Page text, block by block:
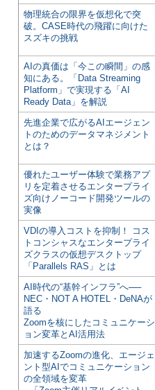
物理統合の限界を仮想化で突
破。CASE時代の飛躍に向けた
スズキの挑戦
AIの真価は「今この瞬間」の感
知にある。「Data Streaming
Platform」で実現する「AI
Ready Data」を解説
先進企業で広がるAIエージェン
トのためのデータマネジメント
とは？
優れたユーザー体験で業務アプ
リを定着させるエンタープライ
ズ向けノーコード開発ツールの
実像
VDIの導入コストを抑制！ コス
トコンシャスなエンタープライ
ズクラスの仮想デスクトップ
「Parallels RAS」とは
AI時代の“基幹インフラ”へ──
NEC・NOT A HOTEL・DeNAが
語る
Zoomを核にしたコミュニケーシ
ョン変革とAI活用法
加速するZoomの進化、エージェ
ント型AIでコミュニケーション
の全領域を変革